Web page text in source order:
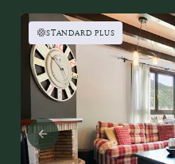
STANDARD PLUS
Previous